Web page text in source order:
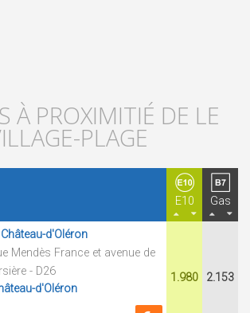
À PROXIMITIÉ DE LE
PLAGE
E10 Gas
d'Oléron
Mendès France et avenue de
- D26
d'Oléron
1.980 2.153